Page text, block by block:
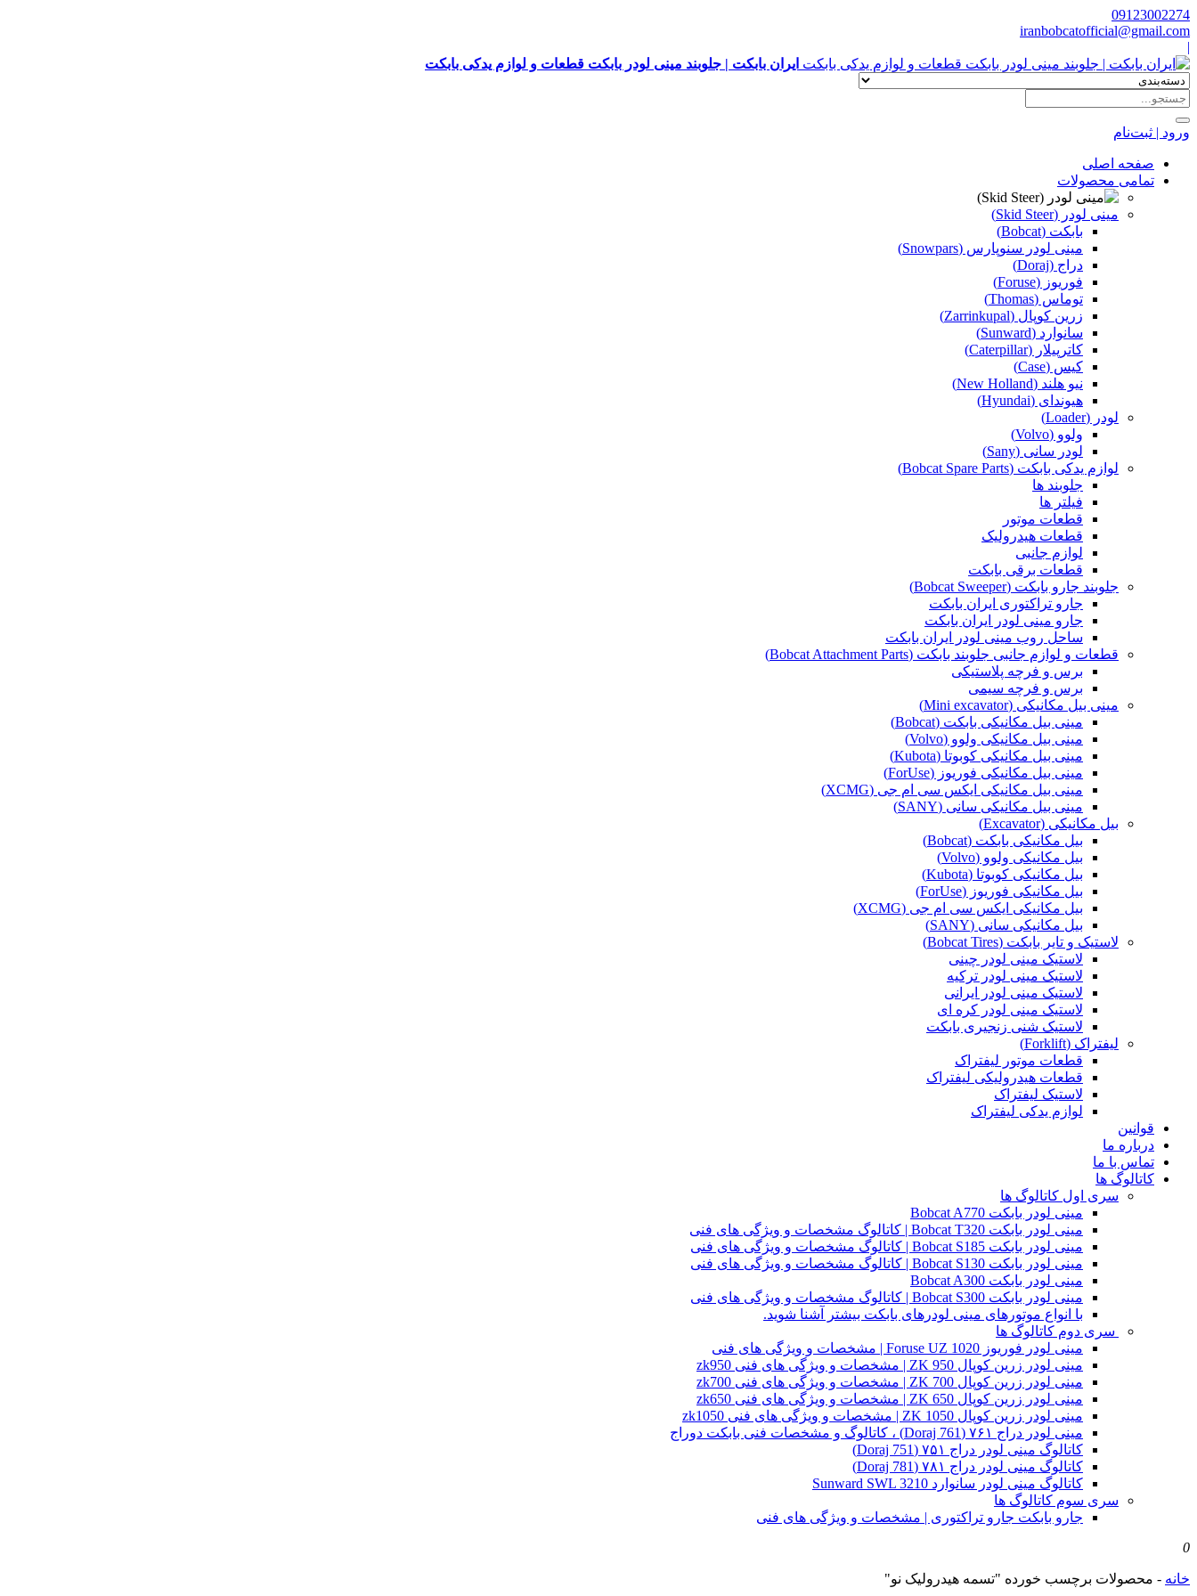
09123002274
iranbobcatofficial@gmail.com
|
ایران بابکت | جلوبند مینی لودر بابکت قطعات و لوازم یدکی بابکت
ورود | ثبت‌نام
صفحه اصلی
تمامی محصولات
مینی لودر (Skid Steer)
بابکت (Bobcat)
مینی لودر سنوپارس (Snowpars)
دراج (Doraj)
فوریوز (Foruse)
توماس (Thomas)
زرین کوپال (Zarrinkupal)
سانوارد (Sunward)
کاترپیلار (Caterpillar)
کیس (Case)
نیو هلند (New Holland)
هیوندای (Hyundai)
لودر (Loader)
ولوو (Volvo)
لودر سانی (Sany)
لوازم یدکی بابکت (Bobcat Spare Parts)
جلوبند ها
فیلتر ها
قطعات موتور
قطعات هیدرولیک
لوازم جانبی
قطعات برقی بابکت
جلوبند جارو بابکت (Bobcat Sweeper)
جارو تراکتوری ایران بابکت
جارو مینی لودر ایران بابکت
ساحل روب مینی لودر ایران بابکت
قطعات و لوازم جانبی جلوبند بابکت (Bobcat Attachment Parts)
برس و فرچه پلاستیکی
برس و فرچه سیمی
مینی بیل مکانیکی (Mini excavator)
مینی بیل مکانیکی بابکت (Bobcat)
مینی بیل مکانیکی ولوو (Volvo)
مینی بیل مکانیکی کوبوتا (Kubota)
مینی بیل مکانیکی فوریوز (ForUse)
مینی بیل مکانیکی ایکس سی ام جی (XCMG)
مینی بیل مکانیکی سانی (SANY)
بیل مکانیکی (Excavator)
بیل مکانیکی بابکت (Bobcat)
بیل مکانیکی ولوو (Volvo)
بیل مکانیکی کوبوتا (Kubota)
بیل مکانیکی فوریوز (ForUse)
بیل مکانیکی ایکس سی ام جی (XCMG)
بیل مکانیکی سانی (SANY)
لاستیک و تایر بابکت (Bobcat Tires)
لاستیک مینی لودر چینی
لاستیک مینی لودر ترکیه
لاستیک مینی لودر ایرانی
لاستیک مینی لودر کره ای
لاستیک شنی زنجیری بابکت
لیفتراک (Forklift)
قطعات موتور لیفتراک
قطعات هیدرولیکی لیفتراک
لاستیک لیفتراک
لوازم یدکی لیفتراک
قوانین
درباره ما
تماس با ما
کاتالوگ ها
سری اول کاتالوگ ها
مینی لودر بابکت Bobcat A770
مینی لودر بابکت Bobcat T320 | کاتالوگ مشخصات و ویژگی های فنی
مینی لودر بابکت Bobcat S185 | کاتالوگ مشخصات و ویژگی های فنی
مینی لودر بابکت Bobcat S130 | کاتالوگ مشخصات و ویژگی های فنی
مینی لودر بابکت Bobcat A300
مینی لودر بابکت Bobcat S300 | کاتالوگ مشخصات و ویژگی های فنی
با انواع موتورهای مینی لودرهای بابکت بیشتر آشنا شوید.
سری دوم کاتالوگ ها
مینی لودر فوریوز Foruse UZ 1020 | مشخصات و ویژگی های فنی
مینی لودر زرین کوپال ZK 950 | مشخصات و ویژگی های فنی zk950
مینی لودر زرین کوپال ZK 700 | مشخصات و ویژگی های فنی zk700
مینی لودر زرین کوپال ZK 650 | مشخصات و ویژگی های فنی zk650
مینی لودر زرین کوپال ZK 1050 | مشخصات و ویژگی های فنی zk1050
مینی لودر دراج ۷۶۱ (Doraj 761) ، کاتالوگ و مشخصات فنی بابکت دوراج
کاتالوگ مینی لودر دراج ۷۵۱ (Doraj 751)
کاتالوگ مینی لودر دراج ۷۸۱ (Doraj 781)
کاتالوگ مینی لودر سانوارد Sunward SWL 3210
سری سوم کاتالوگ ها
جارو بابکت جارو تراکتوری | مشخصات و ویژگی های فنی
0
خانه - محصولات برچسب خورده "تسمه هیدرولیک نو"